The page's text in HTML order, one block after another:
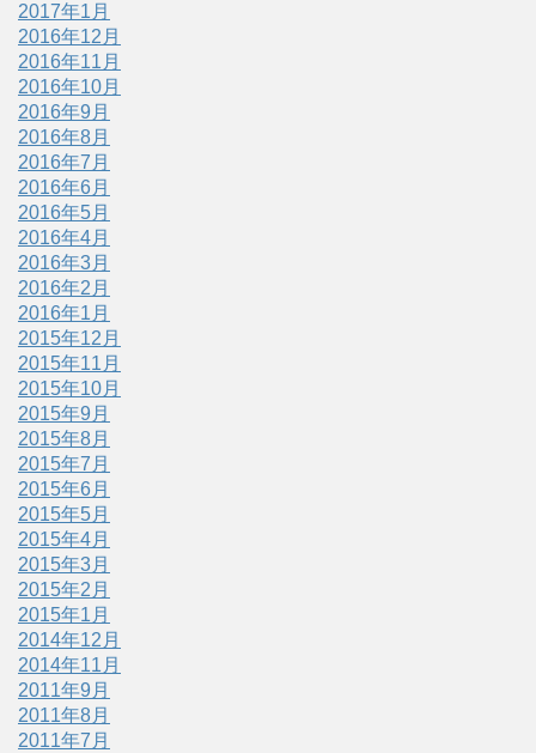
2017年1月
2016年12月
2016年11月
2016年10月
2016年9月
2016年8月
2016年7月
2016年6月
2016年5月
2016年4月
2016年3月
2016年2月
2016年1月
2015年12月
2015年11月
2015年10月
2015年9月
2015年8月
2015年7月
2015年6月
2015年5月
2015年4月
2015年3月
2015年2月
2015年1月
2014年12月
2014年11月
2011年9月
2011年8月
2011年7月